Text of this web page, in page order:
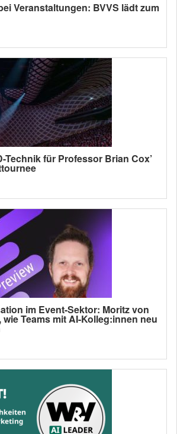
Veranstaltungen: BVVS lädt zum
Technik für Professor Brian Cox’
im Event-Sektor: Moritz von
wie Teams mit AI-Kolleg:innen neu